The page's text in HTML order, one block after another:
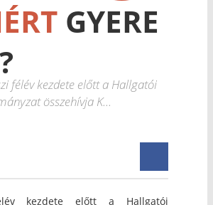
GYERE
félév kezdete előtt a Hallgatói
összehívja K...
kezdete előtt a Hallgatói